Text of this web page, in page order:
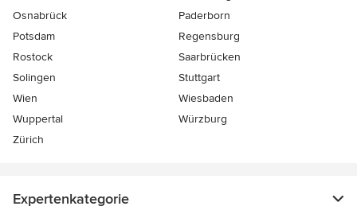
Osnabrück
Paderborn
Potsdam
Regensburg
Rostock
Saarbrücken
Solingen
Stuttgart
Wien
Wiesbaden
Wuppertal
Würzburg
Zürich
Expertenkategorie